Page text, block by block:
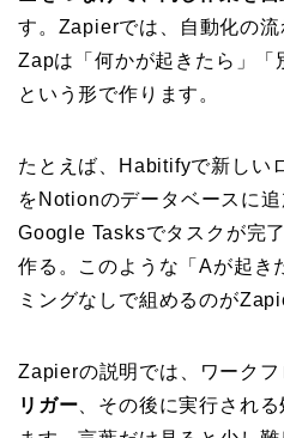
す。Zapierでは、自動化の流
Zapは「何かが起きたら」「
という形で作ります。
たとえば、Habitifyで新しい
をNotionのデータベースに追
Google Tasksでタスクが完
作る。このような「Aが起き
ミングなしで組めるのが
Zapierの説明では、ワーク
リガー 、その後に実行され